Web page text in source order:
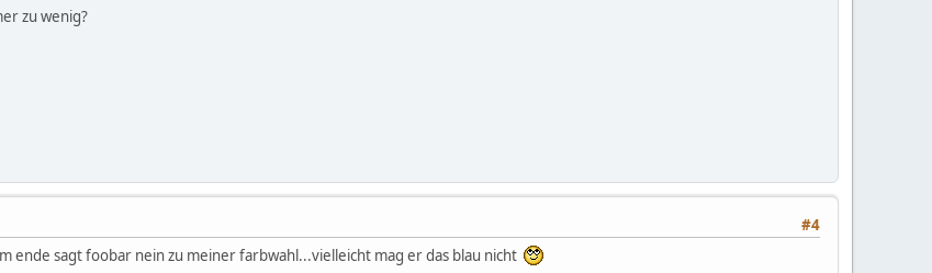
zu wenig?
#4
ende sagt foobar nein zu meiner farbwahl...vielleicht mag er das blau nicht